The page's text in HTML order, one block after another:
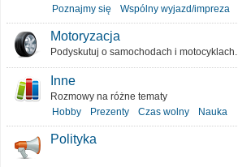
Poznajmy się
Wspólny wyjazd/impreza
Motoryzacja
Podyskutuj o samochodach i motocyklach.
Inne
Rozmowy na różne tematy
Hobby
Prezenty Czas wolny Nauka
Polityka